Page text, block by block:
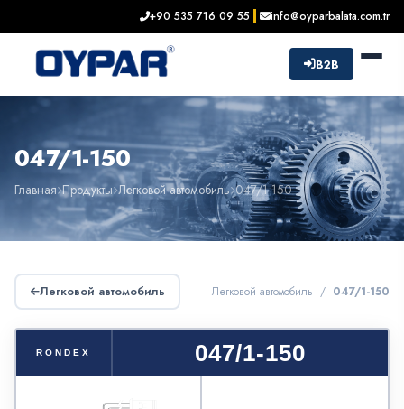
+90 535 716 09 55 info@oyparbalata.com.tr
B2B
047/1-150
Главная Продукты Легковой автомобиль 047/1-150
Легковой автомобиль Легковой автомобиль / 047/1-150
RONDEX 047/1-150